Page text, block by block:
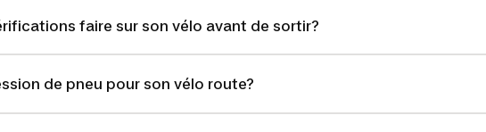
faire sur son vélo avant de sortir?
de pneu pour son vélo route?